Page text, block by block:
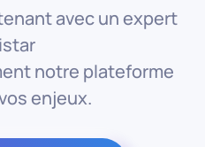
avec un expert
notre plateforme
enjeux.